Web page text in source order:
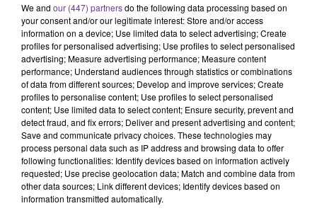
28 décembre 2023 - 17 min 2 sec
LE JOURNAL EN LANGUE FRANÇAISE DE MIDI DU
28/12/23
LB
JOURNAL EN LANGUE FRANÇAISE
Il faut un cessez le feu durable à Gaza. La demande
d’Emmanuel Macron lors d’un entretien téléphonique
avec le Premier ministre israélien.
We and our (447) partnersdo the following data processing based on
your consent and/or our legitimate interest: Store and/or access
information on a device; Use limited data to select advertising; Create
profiles for personalised advertising; Use profiles to select personalised
advertising; Measure advertising performance; Measure content
performance; Understand audiences through statistics or combinations
of data from different sources; Develop and improve services; Create
profiles to personalise content; Use profiles to select personalised
content; Use limited data to select content; Ensure security, prevent and
detect fraud, and fix errors; Deliver and present advertising and content;
Save and communicate privacy choices. These technologies may
process personal data such as IP address and browsing data to offer
following functionalities: Identify devices based on information actively
requested; Use precise geolocation data; Match and combine data from
other data sources; Link different devices; Identify devices based on
information transmitted automatically.